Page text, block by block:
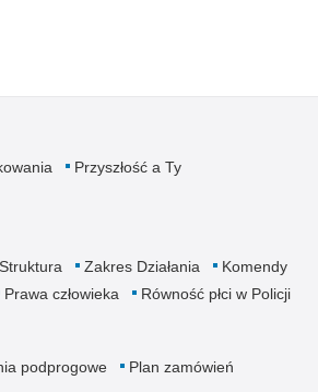
Przyszłość a Ty
Struktura Zakres Działania
Komendy
Prawa człowieka Równość płci w Policji
podprogowe
Plan zamówień